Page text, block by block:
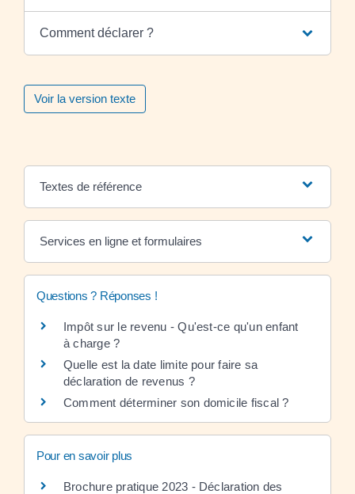
Comment déclarer ?
Voir la version texte
Textes de référence
Services en ligne et formulaires
Questions ? Réponses !
Impôt sur le revenu - Qu'est-ce qu'un enfant
à charge ?
Quelle est la date limite pour faire sa
déclaration de revenus ?
Comment déterminer son domicile fiscal ?
Pour en savoir plus
Brochure pratique 2023 - Déclaration des